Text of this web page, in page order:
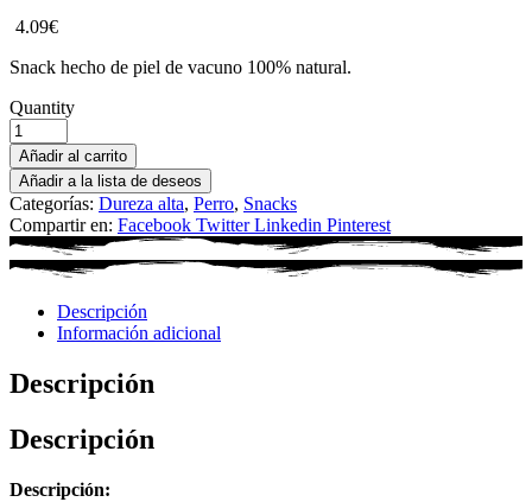
4.09€
Snack hecho de piel de vacuno 100% natural.
Quantity
Añadir al carrito
Añadir a la lista de deseos
Categorías: Dureza alta, Perro, Snacks
Compartir en: Facebook Twitter Linkedin Pinterest
Descripción
Información adicional
Descripción
Descripción
Descripción: